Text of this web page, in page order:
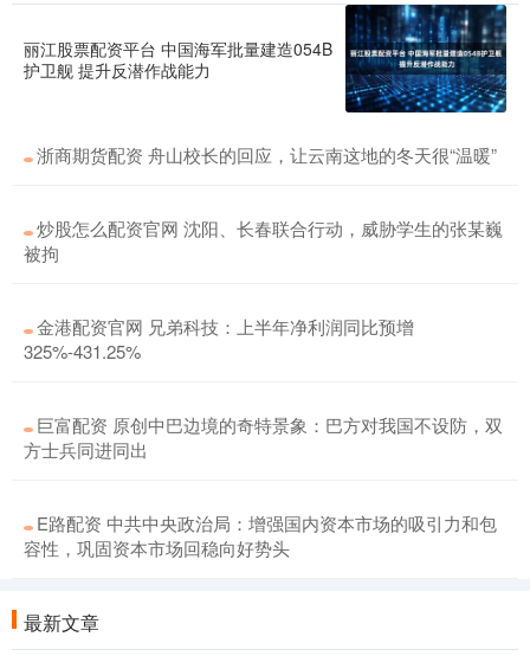
丽江股票配资平台 中国海军批量建造054B
护卫舰 提升反潜作战能力
浙商期货配资 舟山校长的回应，让云南这地的冬天很“温暖”
炒股怎么配资官网 沈阳、长春联合行动，威胁学生的张某巍
被拘
金港配资官网 兄弟科技：上半年净利润同比预增
325%-431.25%
巨富配资 原创中巴边境的奇特景象：巴方对我国不设防，双
方士兵同进同出
E路配资 中共中央政治局：增强国内资本市场的吸引力和包
容性，巩固资本市场回稳向好势头
最新文章